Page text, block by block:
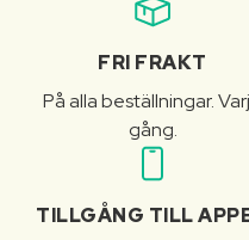
FRI FRAKT
På alla beställningar.
gång.
TILLGÅNG TILL